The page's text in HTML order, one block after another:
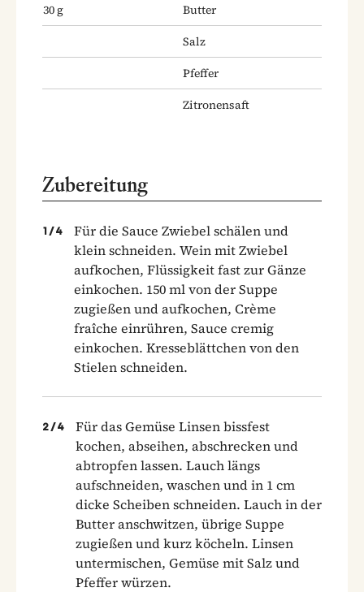
30g
Butter
Salz
Pfeffer
Zitronensaft
Zubereitung
1 /4
Für die Sauce Zwiebel schälen und
klein schneiden. Wein mit Zwiebel
aufkochen, Flüssigkeit fast zur Gänze
einkochen. 150 ml von der Suppe
zugießen und aufkochen, Crème
fraîche einrühren, Sauce cremig
einkochen. Kresseblättchen von den
Stielen schneiden.
2 /4
Für das Gemüse Linsen bissfest
kochen, abseihen, abschrecken und
abtropfen lassen. Lauch längs
aufschneiden, waschen und in 1 cm
dicke Scheiben schneiden. Lauch in der
Butter anschwitzen, übrige Suppe
zugießen und kurz köcheln. Linsen
untermischen, Gemüse mit Salz und
Pfeffer würzen.